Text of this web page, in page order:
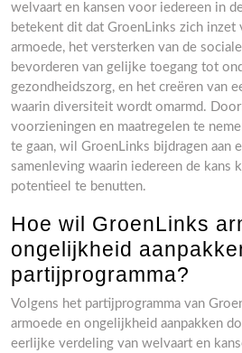
welvaart en kansen voor iedereen in
betekent dit dat GroenLinks zich
armoede, het versterken van de
bevorderen van gelijke toegang tot
gezondheidszorg, en het creëren van
waarin diversiteit wordt omarmd.
voorzieningen en maatregelen te
te gaan, wil GroenLinks bijdragen aan
samenleving waarin iedereen de kans
potentieel te benutten.
Hoe wil GroenLinks
ongelijkheid
partijprogramma?
Volgens het partijprogramma van
armoede en ongelijkheid aanpakken
eerlijke verdeling van welvaart en